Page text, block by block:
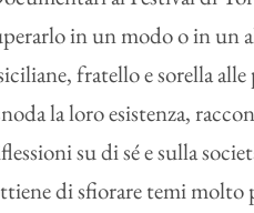
in un modo o in un
fratello e sorella
la loro esistenza,
su di sé e sulla
di sfiorare temi